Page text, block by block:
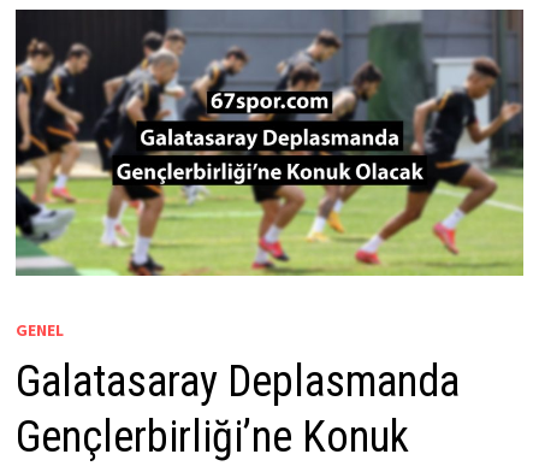
GENEL
Galatasaray Deplasmanda
Gençlerbirliği’ne Konuk